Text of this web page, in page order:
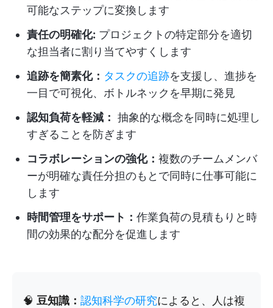
可能なステップに変換します
責任の明確化: プロジェクトの特定部分を適切
な担当者に割り当てやすくします
追跡を簡素化： タスクの追跡を支援し、進捗を
一目で可視化、ボトルネックを早期に発見
認知負荷を軽減： 抽象的な概念を同時に処理し
すぎることを防ぎます
コラボレーションの強化： 複数のチームメンバ
ーが明確な責任分担のもとで同時に仕事可能に
します
時間管理をサポート： 作業負荷の見積もりと時
間の効果的な配分を促進します
🧠 豆知識： 認知科学の研究によると、人は複